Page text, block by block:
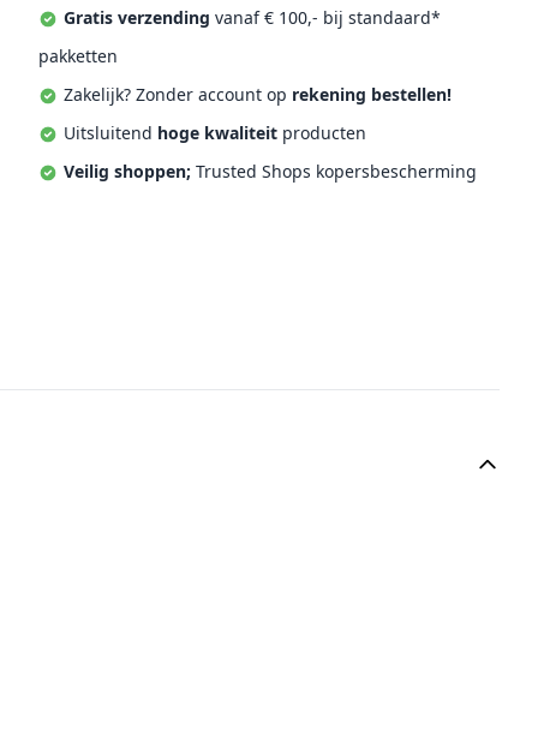
Gratis verzending vanaf € 100,- bij standaard*
pakketten
Zakelijk? Zonder account op rekening bestellen!
Uitsluitend hoge kwaliteit producten
Veilig shoppen; Trusted Shops kopersbescherming